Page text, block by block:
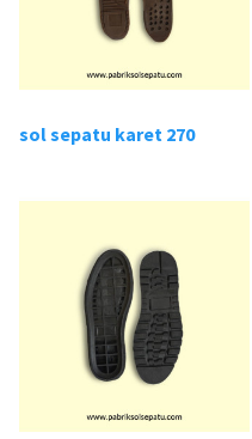
sol sepatu karet 270